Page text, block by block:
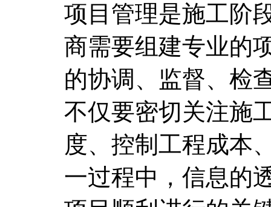
项目管理是施工阶
商需要组建专业的
的协调、监督、检
不仅要密切关注施
度、控制工程成本
一过程中，信息的